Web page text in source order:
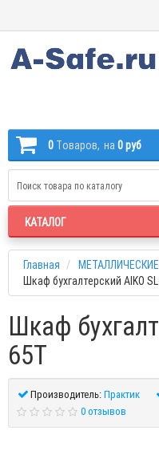
0 Tоваров, на 0 руб
КАТАЛОГ
Главная
Шкаф бухгалтерский AIKO
Шкаф
65Т
Производитель:Практик
0 отзывов